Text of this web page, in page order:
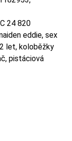
24 820
eddie, sex
let, koloběžky
pistáciová